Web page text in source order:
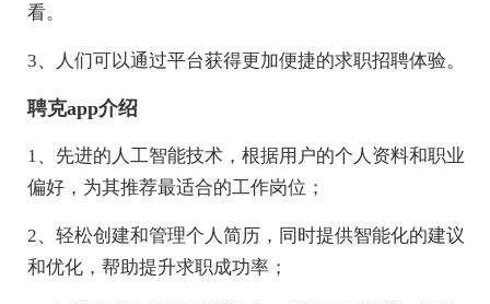
看。
3、人们可以通过平台获得更加便捷的求职招聘体验。
聘克app介绍
1、先进的人工智能技术，根据用户的个人资料和职业
偏好，为其推荐最适合的工作岗位；
2、轻松创建和管理个人简历，同时提供智能化的建议
和优化，帮助提升求职成功率；